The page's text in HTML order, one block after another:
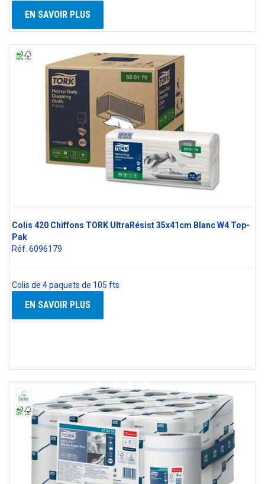
EN SAVOIR PLUS
Colis 420 Chiffons TORK UltraRésist 35x41cm Blanc W4 Top-
Pak
Réf. 6096179
Colis de 4 paquets de 105 fts
EN SAVOIR PLUS